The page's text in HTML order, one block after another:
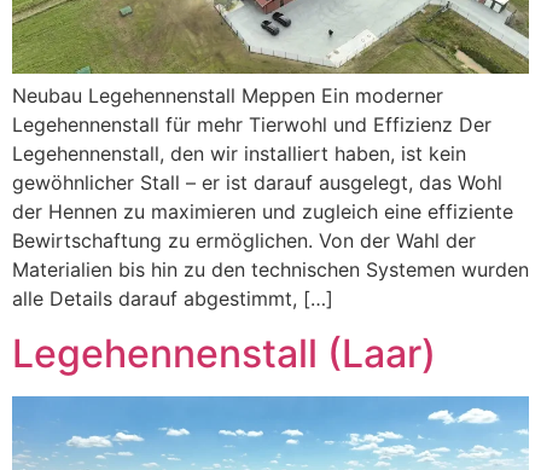
Neubau Legehennenstall Meppen Ein moderner
Legehennenstall für mehr Tierwohl und Effizienz Der
Legehennenstall, den wir installiert haben, ist kein
gewöhnlicher Stall – er ist darauf ausgelegt, das Wohl
der Hennen zu maximieren und zugleich eine effiziente
Bewirtschaftung zu ermöglichen. Von der Wahl der
Materialien bis hin zu den technischen Systemen wurden
alle Details darauf abgestimmt, […]
Legehennenstall (Laar)